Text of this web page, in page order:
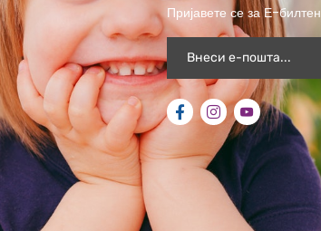
Пријавете се за Е-билтен